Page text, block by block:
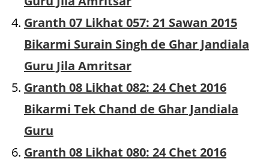
Granth 07 Likhat 057: 21 Sawan 2015
Bikarmi Surain Singh de Ghar Jandiala
Guru Jila Amritsar
Granth 08 Likhat 082: 24 Chet 2016
Bikarmi Tek Chand de Ghar Jandiala
Guru
Granth 08 Likhat 080: 24 Chet 2016